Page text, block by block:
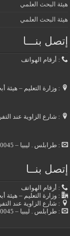
هيئة البحث العلمي
هيئة البحث العلمي
إتصل بنـــا
: أرقام الهواتف
: وزارة التعليم – هيئة
: شارع الزاوية عند
: طرابلس . ليبيا – 80045
إتصل بنــا
: أرقام الهواتف
: وزارة التعليم – هيئة
: شارع الزاوية عند
: طرابلس . ليبيا – 80045